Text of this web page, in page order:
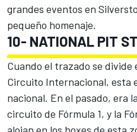
grandes eventos en
pequeño homenaje.
10- NATIONAL PIT
Cuando el trazado se divide
Circuito Internacional, esta
nacional. En el pasado, era
circuito de Fórmula 1, y la